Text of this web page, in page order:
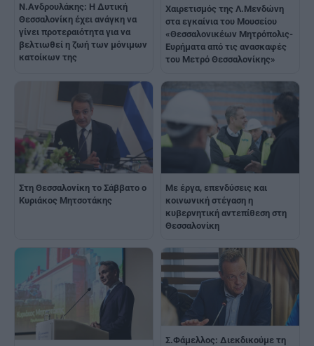
Ν.Ανδρουλάκης: Η Δυτική
Θεσσαλονίκη έχει ανάγκη να
γίνει προτεραιότητα για να
βελτιωθεί η ζωή των μόνιμων
κατοίκων της
Χαιρετισμός της Λ.Μενδώνη
στα εγκαίνια του Μουσείου
«Θεσσαλονικέων Μητρόπολις-
Ευρήματα από τις ανασκαφές
του Μετρό Θεσσαλονίκης»
Στη Θεσσαλονίκη το Σάββατο ο
Κυριάκος Μητσοτάκης
Με έργα, επενδύσεις και
κοινωνική στέγαση η
κυβερνητική αντεπίθεση στη
Θεσσαλονίκη
Σ.Φάμελλος: Διεκδικούμε τη